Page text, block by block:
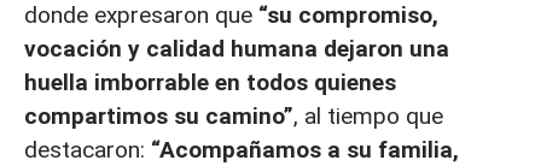
donde expresaron que “su compromiso,
vocación y calidad humana dejaron una
huella imborrable en todos quienes
compartimos su camino”, al tiempo que
destacaron: “Acompañamos a su familia,